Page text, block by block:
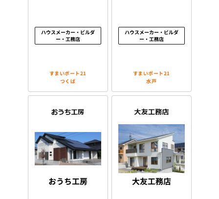
ハウスメーカー・ビルダ
ー・工務店
すまいポート21
つくば
ハウスメーカー・ビルダ
ー・工務店
すまいポート21
水戸
おうち工房 大友工務店